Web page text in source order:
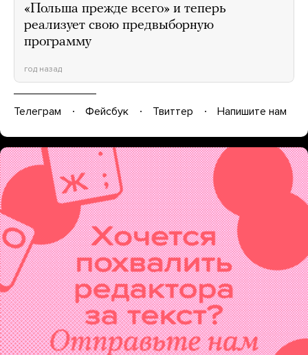
«Польша прежде всего» и теперь
реализует свою предвыборную
программу
год назад
Телеграм Фейсбук Твиттер Напишите нам